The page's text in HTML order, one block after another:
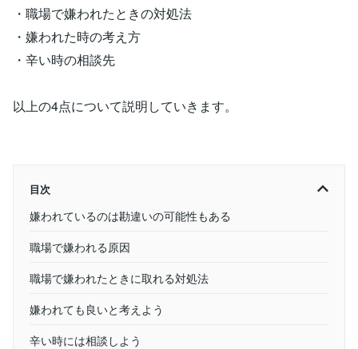
・職場で嫌われたときの対処法
・嫌われた時の考え方
・辛い時の相談先
以上の4点について説明していきます。
目次
嫌われているのは勘違いの可能性もある
職場で嫌われる原因
職場で嫌われたときに取れる対処法
嫌われても良いと考えよう
辛い時には相談しよう